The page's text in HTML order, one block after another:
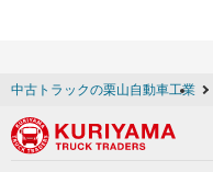
中古トラックの栗山自動車工業